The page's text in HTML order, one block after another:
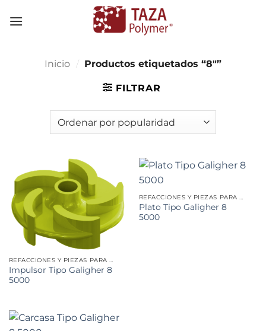
Inicio / Productos etiquetados “8"”
FILTRAR
REFACCIONES Y PIEZAS PARA MINERÍA
Impulsor Tipo Galigher 8
5000
REFACCIONES Y PIEZAS PARA MINERÍA
Plato Tipo Galigher 8
5000